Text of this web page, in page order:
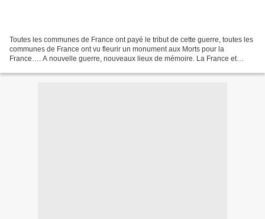
Toutes les communes de France ont payé le tribut de cette guerre, toutes les
communes de France ont vu fleurir un monument aux Morts pour la
France…. A nouvelle guerre, nouveaux lieux de mémoire. La France et